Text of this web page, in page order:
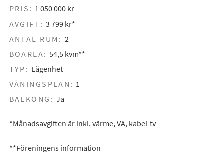
PRIS: 1 050 000 kr
AVGIFT: 3 799 kr*
ANTAL RUM: 2
BOAREA: 54,5 kvm**
TYP: Lägenhet
VÅNINGSPLAN: 1
BALKONG: Ja
*Månadsavgiften är inkl. värme, VA, kabel-tv
**Föreningens information